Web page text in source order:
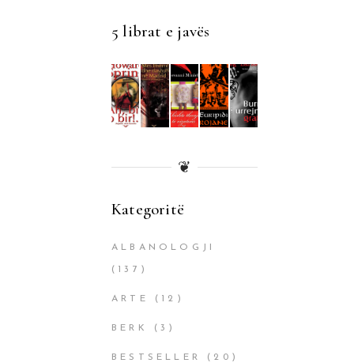
5 librat e javës
❦
Kategoritë
ALBANOLOGJI
(137)
ARTE (12)
BERK (3)
BESTSELLER (20)